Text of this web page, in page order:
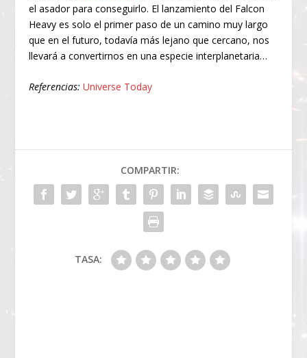
el asador para conseguirlo. El lanzamiento del Falcon
Heavy es solo el primer paso de un camino muy largo
que en el futuro, todavía más lejano que cercano, nos
llevará a convertirnos en una especie interplanetaria…
Referencias: Universe Today
COMPARTIR:
TASA: